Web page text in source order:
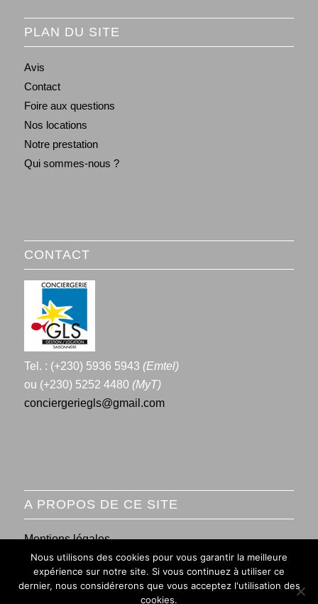
PLAN DU SITE
Avis
Contact
Foire aux questions
Nos locations
Notre prestation
Qui sommes-nous ?
CONTACT
Tel. : (+230) 5936 5943 (Emtel)
ou (+230) 5252 4480 (MyT)
conciergeriegls@gmail.com
A PROPOS DE CE SITE
Mentions légales
Conditions générales de vente
Nous utilisons des cookies pour vous garantir la meilleure
expérience sur notre site. Si vous continuez à utiliser ce
dernier, nous considérerons que vous acceptez l'utilisation des
cookies.